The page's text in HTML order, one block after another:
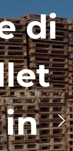
di
in